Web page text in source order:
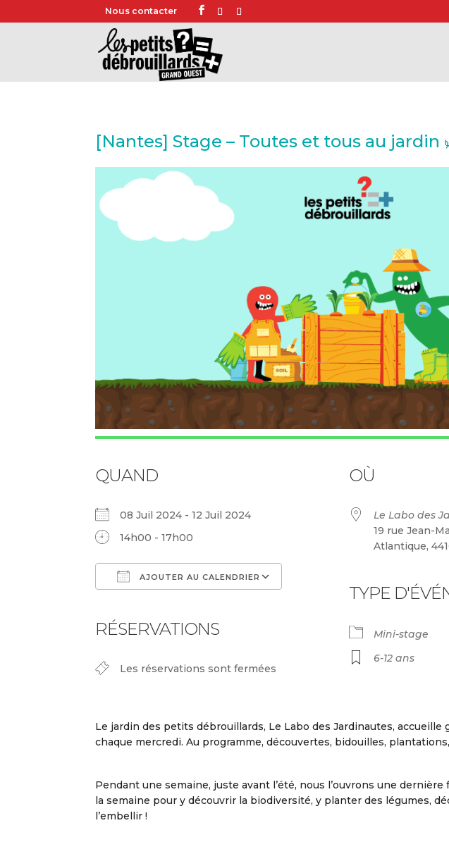
Nous contacter
[Nantes] Stage – Toutes et tous au jardin
QUAND
08 Juil 2024 - 12 Juil 2024
14h00 - 17h00
AJOUTER AU CALENDRIER
Calendrier Google
RÉSERVATIONS
Les réservations sont fermées
OÙ
Le Labo des
19 rue Jean-
Atlantique,
TYPE
Mini-stage
6-12 ans
Le jardin des petits débrouillards, Le Labo des Jardinautes, accueille
chaque mercredi. Au programme, découvertes, bidouilles,
Pendant une semaine, juste avant l’été, nous l’ouvrons une
la semaine pour y découvrir la biodiversité, y planter des légumes,
l’embellir !